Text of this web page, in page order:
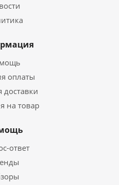
оплаты
доставки
на товар
ответ